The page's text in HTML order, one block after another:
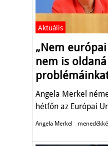
Aktuális
„Nem
nem is
Angela Merkel
hétfőn az Európai
Angela Merkel